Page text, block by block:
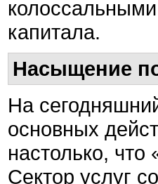
капитала.
Насыщение
На
основных
настолько, что
Сектор услуг